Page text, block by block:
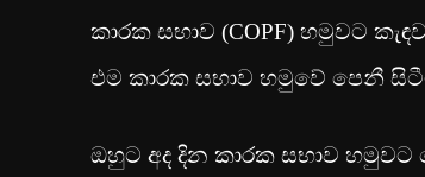
කාරක සභාව (COPF) හමුවට
එම කාරක සභාව හමුවේ පෙනී
ඔහුට අද දින කාරක සභාව